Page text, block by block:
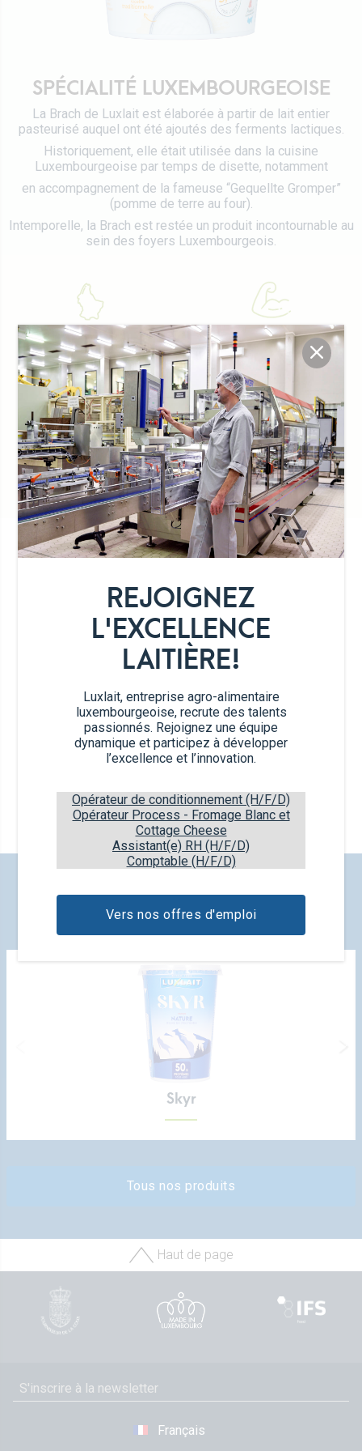
REJOIGNEZ
L'EXCELLENCE
LAITIÈRE!
Luxlait, entreprise agro-alimentaire
luxembourgeoise, recrute des talents
passionnés. Rejoignez une équipe
dynamique et participez à développer
l’excellence et l’innovation.
Opérateur de conditionnement (H/F/D)
Opérateur Process - Fromage Blanc et
Cottage Cheese
Assistant(e) RH (H/F/D)
Comptable (H/F/D)
Vers nos offres d'emploi
Certifications
Restaurant Molkerei
Contactez-nous
Fromages
Biscuits
Boissons végétales
Lait 0 KM
Catalogue
Emballages Tetra Pak
SPÉCIALITÉ LUXEMBOURGEOISE
La Brach de Luxlait est élaborée à partir de lait entier
pasteurisé auquel ont été ajoutés des ferments lactiques.
Historiquement, elle était utilisée dans la cuisine
Luxembourgeoise par temps de disette, notamment
en accompagnement de la fameuse “Gequellte Gromper”
(pomme de terre au four).
Intemporelle, la Brach est restée un produit incontournable au
sein des foyers Luxembourgeois.
Typiquement
Luxembourgeois
Source de protéine
Lait 100% Luxembourgeois
DÉTAIL DE LA GAMME
250 g
3,5% M.G.
PRODUITS
Skyr
Tous nos produits
Haut de page
Français